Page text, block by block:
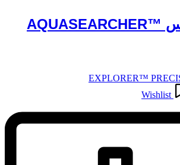
جهاز القياس AQUASEARCHER™
Wishlist